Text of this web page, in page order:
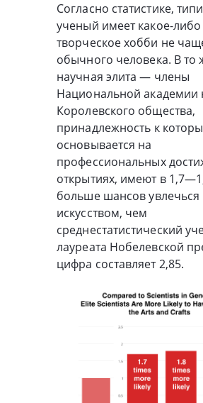
Согласно статистике,
ученый имеет какое-либо
творческое хобби не
обычного человека. В то
научная элита — члены
Национальной академии
Королевского общества,
принадлежность к
основывается на
профессиональных
открытиях, имеют в
больше шансов увлечься
искусством, чем
среднестатистический
лауреата Нобелевской
цифра составляет 2,85.